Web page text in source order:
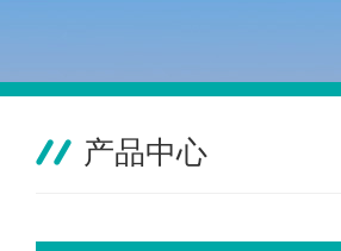
产品中心